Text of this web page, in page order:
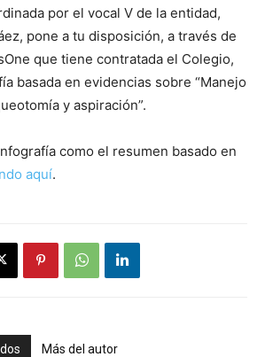
por el vocal V de la entidad,
pone a tu disposición, a través de
que tiene contratada el Colegio,
basada en evidencias sobre “Manejo
y aspiración”.
como el resumen basado en
aquí.
Más del autor